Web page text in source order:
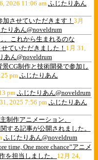
2026 11:06 am ふじたりあん
加させていただきます！ 3月
りあん@noveldrum
、これから生まれるのな
ていただきました！ 1月 31,
あん@noveldrum
CG制作と技術開発で参加し
pmふじたりあん
pm ふじたりあん@noveldrum
2025 7:56 pm ふじたりあん
制作アニメーション、
する記事が公開されました。
ふじたりあん@noveldrum
time, One more chance”アニメ
担当しました。 12月 24,